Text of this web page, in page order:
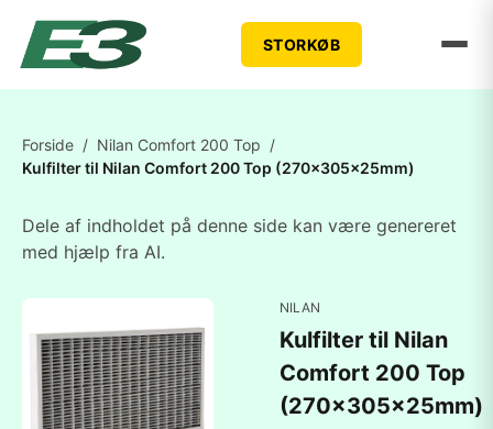
STORKØB
Forside / Nilan Comfort 200 Top /
Kulfilter til Nilan Comfort 200 Top (270x305x25mm)
Dele af indholdet på denne side kan være genereret
med hjælp fra AI.
NILAN
Kulfilter til Nilan
Comfort 200 Top
(270x305x25mm)